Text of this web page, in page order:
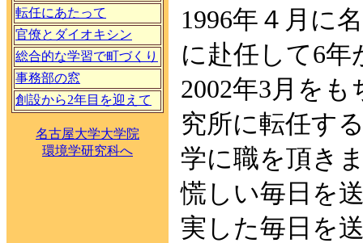
転任にあたって
官僚とダイオキシン
総合的な学習で町づくり
事務部の窓
創設から2年目を迎えて
名古屋大学大学院
環境学研究科へ
1996年４月に
に赴任して6
2002年3月を
究所に転任す
学に職を頂き
慌しい毎日を
実した毎日を